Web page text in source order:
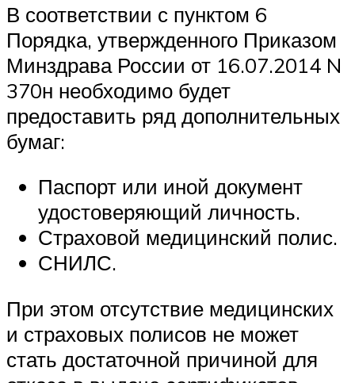
В соответствии с пунктом 6
Порядка, утвержденного Приказом
Минздрава России от 16.07.2014 N
370н необходимо будет
предоставить ряд дополнительных
бумаг:
Паспорт или иной документ
удостоверяющий личность.
Страховой медицинский полис.
СНИЛС.
При этом отсутствие медицинских
и страховых полисов не может
стать достаточной причиной для